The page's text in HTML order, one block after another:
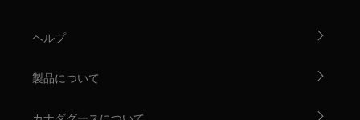
ヘルプ
製品について